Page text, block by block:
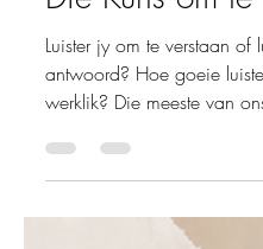
Die Kuns om te
Luister jy om te verstaan of
werklik? Die meeste van
luister redelik goed. Ons
“Mmm…” en “Ek verstaan.”